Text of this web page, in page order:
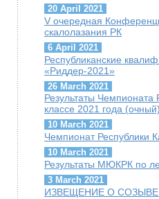
20 April 2021
V очередная
скалолазания РК
6 April 2021
Республиканские
«Риддер-2021»
26 March 2021
Результаты Чемпионата
классе 2021 года
10 March 2021
Чемпионат Республики
10 March 2021
Результаты МЮКРК по
3 March 2021
ИЗВЕЩЕНИЕ О